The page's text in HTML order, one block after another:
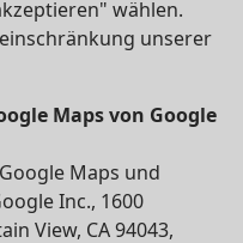
wählen.
unserer
Maps von Google
Maps und
Inc., 1600
View, CA 94043,